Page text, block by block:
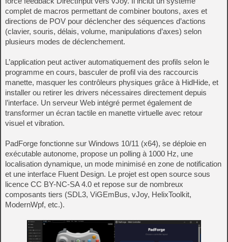
complet de macros permettant de combiner boutons, axes et
directions de POV pour déclencher des séquences d’actions
(clavier, souris, délais, volume, manipulations d’axes) selon
plusieurs modes de déclenchement.
L’application peut activer automatiquement des profils selon le
programme en cours, basculer de profil via des raccourcis
manette, masquer les contrôleurs physiques grâce à HidHide, et
installer ou retirer les drivers nécessaires directement depuis
l’interface. Un serveur Web intégré permet également de
transformer un écran tactile en manette virtuelle avec retour
visuel et vibration.
PadForge fonctionne sur Windows 10/11 (x64), se déploie en
exécutable autonome, propose un polling à 1000 Hz, une
localisation dynamique, un mode minimisé en zone de notification
et une interface Fluent Design. Le projet est open source sous
licence CC BY-NC-SA 4.0 et repose sur de nombreux
composants tiers (SDL3, ViGEmBus, vJoy, HelixToolkit,
ModernWpf, etc.).